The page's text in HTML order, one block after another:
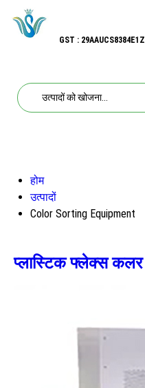
GST :
होम
उत्पादों
Color Sorting Equipment
प्लास्टिक फ्लेक्स कलर